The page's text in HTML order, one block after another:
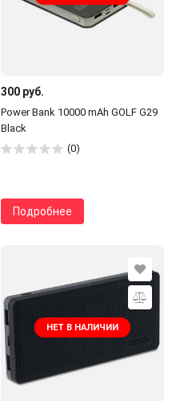
300 руб.
Power Bank 10000 mAh GOLF G29
Black
(0)
Подробнее
НЕТ В НАЛИЧИИ